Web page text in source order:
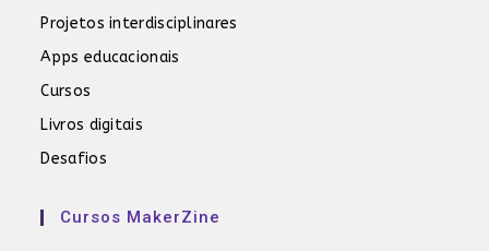
Projetos interdisciplinares
Apps educacionais
Cursos
Livros digitais
Desafios
Cursos MakerZine